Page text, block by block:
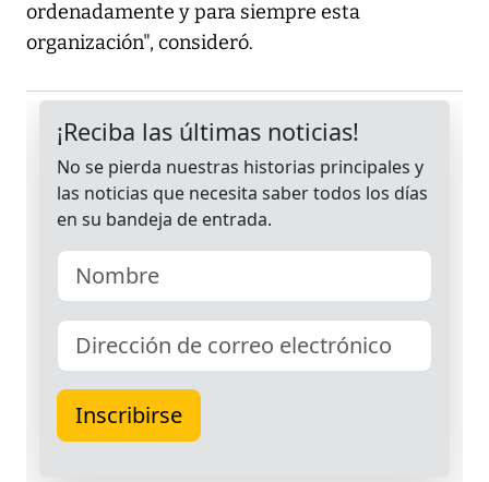
ordenadamente y para siempre esta
organización", consideró.